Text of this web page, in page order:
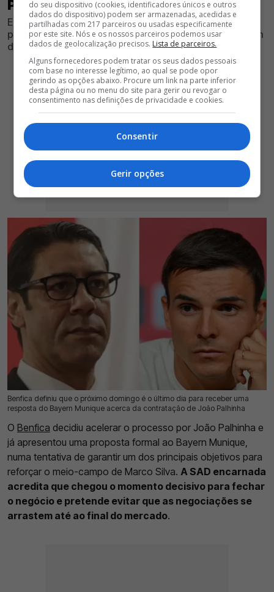
PALHINHA
Encarnados apertam o cerco pelo internacional
português e tomam uma decisão que poderá definir um
dos dossiês mais importantes do mercado
Benfica definiu que o próximo domingo é o último dia para receber uma
resposta do Bayern Munique acerca da contratação de João Palhinha
05 Ago 2026 | 17:17 | 0
O Benfica decidiu acelerar o processo por João Palhinha e
já apresentou uma proposta formal ao Bayern Munique,
numa tentativa de garantir um dos principais objetivos para
reforçar o meio-campo de Marco Silva. A SAD encarnada
acredita que chegou o momento decisivo para fechar
o negócio e pretende evitar que as negociações se
arrastem até ao final do mercado.
do seu dispositivo (cookies, identificadores únicos e outros
dados do dispositivo) podem ser armazenadas, acedidas e
partilhadas com 217 parceiros ou usadas especificamente
por este site. Nós e os nossos parceiros podemos usar
dados de geolocalização precisos. Lista de parceiros.
Alguns fornecedores podem tratar os seus dados pessoais
com base no interesse legítimo, ao qual se pode opor
gerindo as opções abaixo. Procure um link na parte inferior
desta página ou no menu do site para gerir ou revogar o
consentimento nas definições de privacidade e cookies.
Consentir
Gerir opções